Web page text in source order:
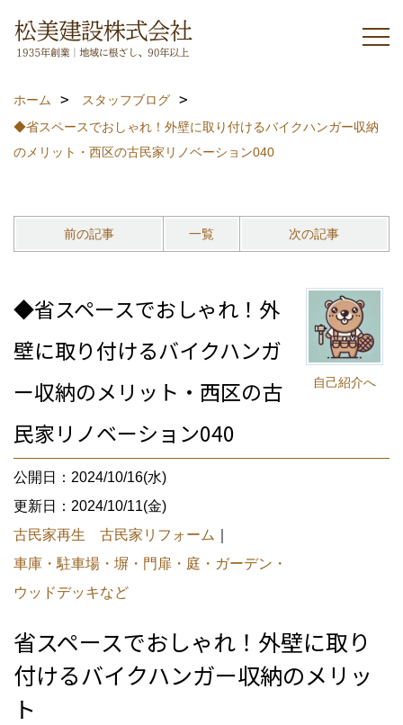
ホーム
スタッフブログ
◆省スペースでおしゃれ！外壁に取り付けるバイクハンガー収納
のメリット・西区の古民家リノベーション040
前の記事 一覧 次の記事
自己紹介へ
◆省スペースでおしゃれ！外
壁に取り付けるバイクハンガ
ー収納のメリット・西区の古
民家リノベーション040
公開日：2024/10/16(水)
更新日：2024/10/11(金)
古民家再生 古民家リフォーム
車庫・駐車場・塀・門扉・庭・ガーデン・
ウッドデッキなど
省スペースでおしゃれ！外壁に取り
付けるバイクハンガー収納のメリッ
ト